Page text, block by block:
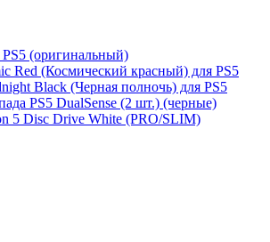
PS5 (оригинальный)
Red (Космический красный) для PS5
Black (Черная полночь) для PS5
PS5 DualSense (2 шт.) (черные)
5 Disc Drive White (PRO/SLIM)